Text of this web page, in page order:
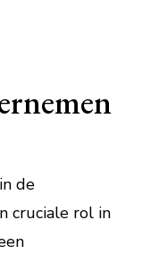
de
cruciale rol in